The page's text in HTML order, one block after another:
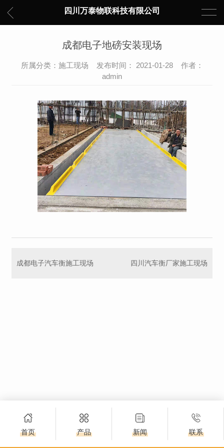
四川万泰物联科技有限公司
成都电子地磅安装现场
所属分类：施工现场 发布时间： 2021-01-28 作者：
admin
成都电子汽车衡施工现场 四川汽车衡厂家施工现场
首页 产品 新闻 联系